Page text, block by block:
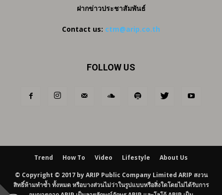
ฝากข่าวประชาสัมพันธ์
Contact us: ctm@arip.co.th
FOLLOW US
Trend How To Video Lifestyle About Us
© Copyright © 2017 by ARIP Public Company Limited ARIP สงวน
สิทธิ์ห้ามทำซ้ำ ทั้งหมด หรือบางส่วนไม่ว่าในรูปแบบหรือสิ่งใดโดยไม่ได้รับการ